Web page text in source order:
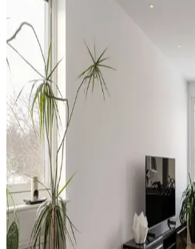
2 rum
25
kvm
Kommande®
T1, Linköping
Westmansgatan 90
3 rum ,
83
Kommande®
Övre Holm, Linköping
Nya Tanneforsvägen 29B